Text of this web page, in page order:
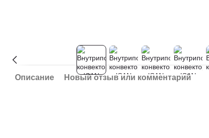
Описание Новый отзыв или комментарий